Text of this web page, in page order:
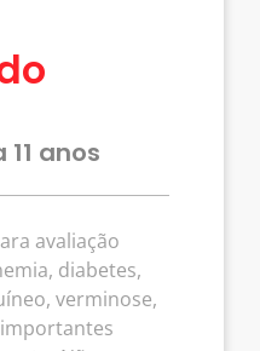
11 anos
avaliação
diabetes,
verminose,